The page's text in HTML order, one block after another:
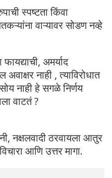
स्पष्टता किंवा
वाऱ्यावर सोडण नव्हे
अमर्याद
नाही , त्याविरोधात
नाही हे सगळे निर्णय
वाटतं ?
नक्षलवादी ठरवायला आतुर
आणि उत्तर मागा.